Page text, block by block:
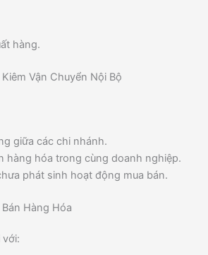
hàng.
Vận Chuyển Nội Bộ
giữa các chi nhánh.
hàng hóa trong cùng doanh nghiệp.
phát sinh hoạt động mua bán.
Hàng Hóa